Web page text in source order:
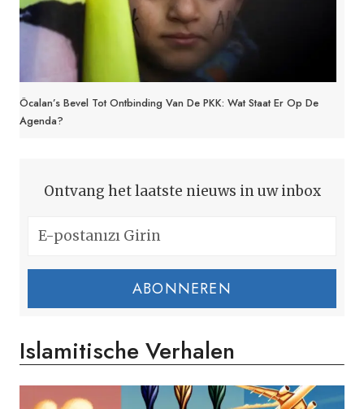
Öcalan’s Bevel Tot Ontbinding Van De PKK: Wat Staat Er Op De
Agenda?
Ontvang het laatste nieuws in uw inbox
ABONNEREN
Islamitische Verhalen